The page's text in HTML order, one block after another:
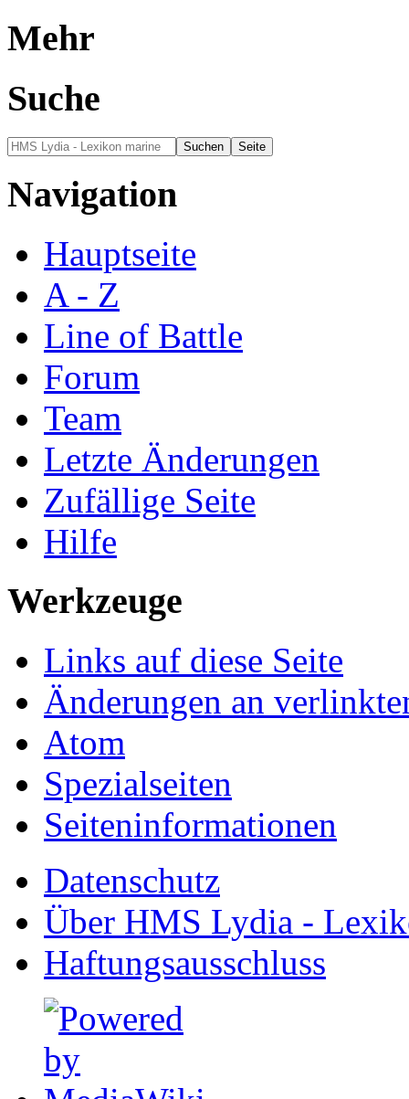
Mehr
Suche
Navigation
Hauptseite
A - Z
Line of Battle
Forum
Team
Letzte Änderungen
Zufällige Seite
Hilfe
Werkzeuge
Links auf diese Seite
Änderungen an
Atom
Spezialseiten
Seiten­informationen
Datenschutz
Über HMS Lydia -
Haftungsausschluss